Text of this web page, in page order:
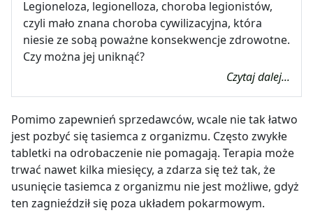
Legioneloza, legionelloza, choroba legionistów,
czyli mało znana choroba cywilizacyjna, która
niesie ze sobą poważne konsekwencje zdrowotne.
Czy można jej uniknąć?
Czytaj dalej...
Pomimo zapewnień sprzedawców, wcale nie tak łatwo
jest pozbyć się tasiemca z organizmu. Często zwykłe
tabletki na odrobaczenie nie pomagają. Terapia może
trwać nawet kilka miesięcy, a zdarza się też tak, że
usunięcie tasiemca z organizmu nie jest możliwe, gdyż
ten zagnieździł się poza układem pokarmowym.